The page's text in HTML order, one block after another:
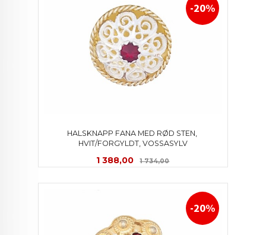
HALSKNAPP FANA MED RØD STEN,
HVIT/FORGYLDT, VOSSASYLV
Tilbud
1 388,00 1 734,00Rabatt
-20%
-20%